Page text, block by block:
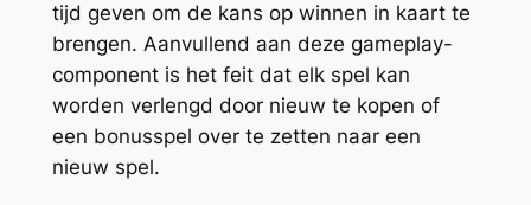
tijd geven om de kans op winnen in kaart te
brengen. Aanvullend aan deze gameplay-
component is het feit dat elk spel kan
worden verlengd door nieuw te kopen of
een bonusspel over te zetten naar een
nieuw spel.